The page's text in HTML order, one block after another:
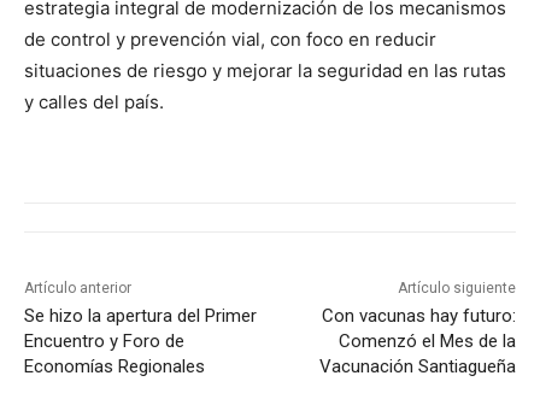
estrategia integral de modernización de los mecanismos
de control y prevención vial, con foco en reducir
situaciones de riesgo y mejorar la seguridad en las rutas
y calles del país.
Artículo anterior
Se hizo la apertura del Primer
Encuentro y Foro de
Economías Regionales
Artículo siguiente
Con vacunas hay futuro:
Comenzó el Mes de la
Vacunación Santiagueña